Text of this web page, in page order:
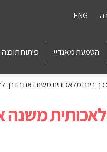
ENG
הטמעת מאנדיי פיתוח תוכנה